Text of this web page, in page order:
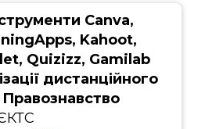
Canva,
Kahoot,
Quizizz, Gamilab
дистанційного